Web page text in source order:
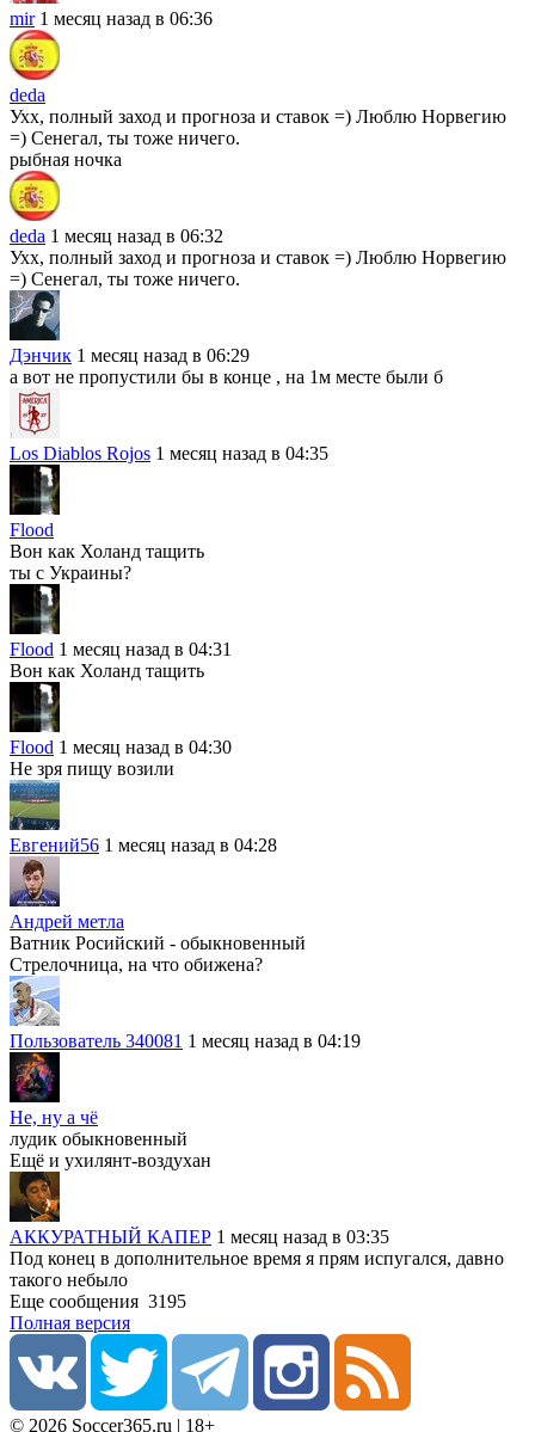
mir 1 месяц назад в 06:36
deda
Ухх, полный заход и прогноза и ставок =) Люблю Норвегию
=) Сенегал, ты тоже ничего.
рыбная ночка
deda 1 месяц назад в 06:32
Ухх, полный заход и прогноза и ставок =) Люблю Норвегию
=) Сенегал, ты тоже ничего.
Дэнчик 1 месяц назад в 06:29
а вот не пропустили бы в конце , на 1м месте были б
Los Diablos Rojos 1 месяц назад в 04:35
Flood
Вон как Холанд тащить
ты с Украины?
Flood 1 месяц назад в 04:31
Вон как Холанд тащить
Flood 1 месяц назад в 04:30
Не зря пищу возили
Евгений56 1 месяц назад в 04:28
Андрей метла
Ватник Росийский - обыкновенный
Стрелочница, на что обижена?
Пользователь 340081 1 месяц назад в 04:19
Не, ну а чë
лудик обыкновенный
Ещё и ухилянт-воздухан
АККУРАТНЫЙ КАПЕР 1 месяц назад в 03:35
Под конец в дополнительное время я прям испугался, давно
такого небыло
Еще сообщения 3195
Полная версия
© 2026 Soccer365.ru | 18+